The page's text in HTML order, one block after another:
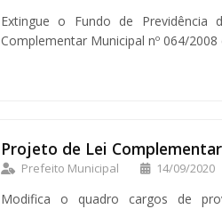
Extingue o Fundo de Previdência
Complementar Municipal nº 064/
Projeto de Lei
Prefeito Municipal 14/09/2020
Modifica o quadro cargos de